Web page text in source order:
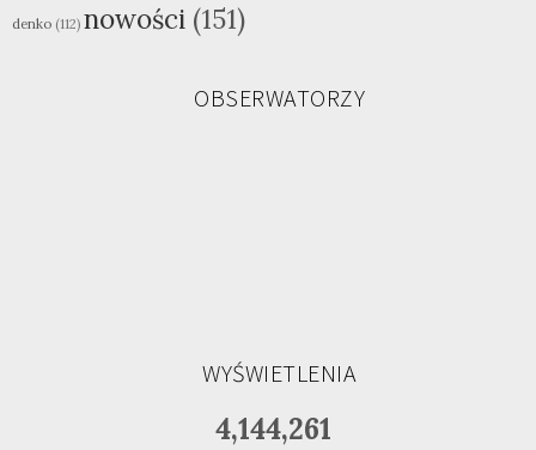
denko (112) nowości (151)
OBSERWATORZY
WYŚWIETLENIA
4,144,261